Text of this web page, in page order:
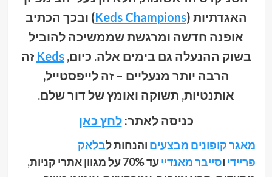
האגדתיות (Keds Champions) ובכך הכתיב
אופנה חדשה ומרגשת שממשיכה להוביל
בשוק ההנעלה גם בימים אלה. כיום,Keds זה
הרבה יותר מנעליים – זה לייפסטייל,
אותנטיות, תשוקה ואומץ של דור שלם.
כניסה לאתר:לחץ כאן
מאגר קופונים מבצעים והנחות לבלאק
פריידי וסייבר מאנדיי
עד 70% על מגוון אתרי קניות,